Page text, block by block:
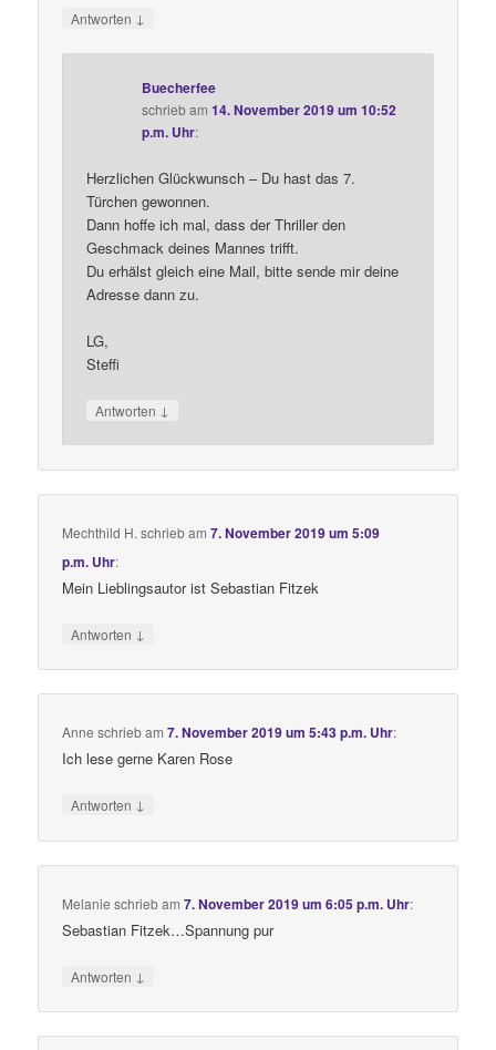
Antworten ↓
Buecherfee
schriebam14. November 2019 um 10:52
p.m. Uhr:
Herzlichen Glückwunsch – Du hast das 7.
Türchen gewonnen.
Dann hoffe ich mal, dass der Thriller den
Geschmack deines Mannes trifft.
Du erhälst gleich eine Mail, bitte sende mir deine
Adresse dann zu.
LG,
Steffi
Antworten ↓
Mechthild H. schriebam7. November 2019 um 5:09
p.m. Uhr:
Mein Lieblingsautor ist Sebastian Fitzek
Antworten ↓
Anne schriebam7. November 2019 um 5:43 p.m. Uhr:
Ich lese gerne Karen Rose
Antworten ↓
Melanie schriebam7. November 2019 um 6:05 p.m. Uhr:
Sebastian Fitzek…Spannung pur
Antworten ↓